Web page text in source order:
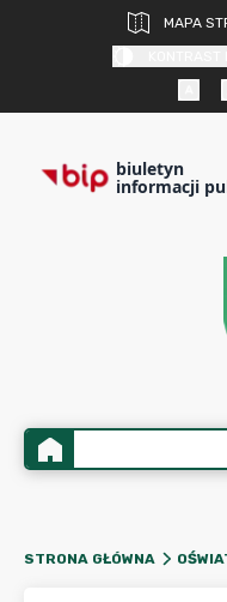
MAPA
biuletyn
informacji
STRONA GŁÓWNA